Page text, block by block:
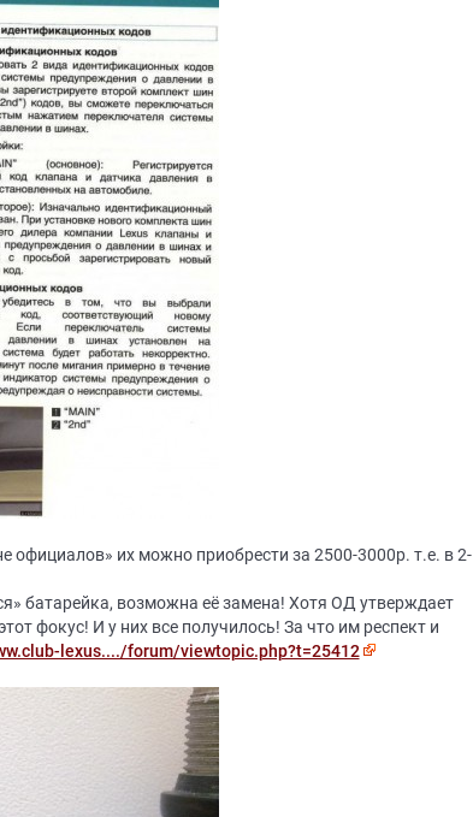
официалов» их можно приобрести за 2500-3000р. т.е. в 2-
батарейка, возможна её замена! Хотя ОД утверждает
фокус! И у них все получилось! За что им респект и
lexus..../forum/viewtopic.php?t=25412